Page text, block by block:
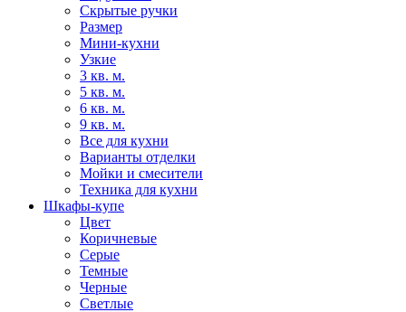
Скрытые ручки
Размер
Мини-кухни
Узкие
3 кв. м.
5 кв. м.
6 кв. м.
9 кв. м.
Все для кухни
Варианты отделки
Мойки и смесители
Техника для кухни
Шкафы-купе
Цвет
Коричневые
Серые
Темные
Черные
Светлые